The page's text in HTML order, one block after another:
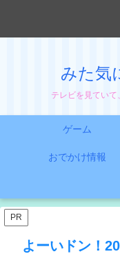
みた気
テレビを見ていて
ゲーム
おでかけ情報
PR
よーいドン！